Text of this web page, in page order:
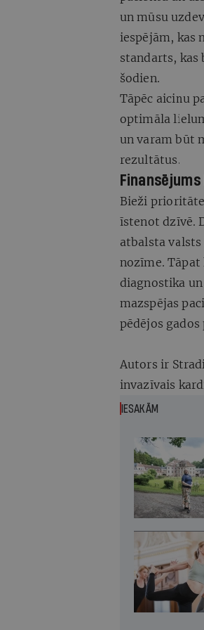
un mūsu
iespējām, kas
standarts, kas
šodien.
Tāpēc aicinu
optimāla
un varam būt
rezultātus.
Bieži
īstenot dzīvē.
atbalsta
nozīme.
diagnostika
mazspējas
pēdējos
Autors ir
invazīvais
IESAKĀM